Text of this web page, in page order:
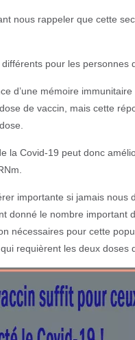
nous rappeler que cette
pour les
d’une mémoire
de vaccin, mais cette
la Covid-19 peut donc
importante si jamais
donné le nombre
nécessaires pour cette
requièrent les deux doses